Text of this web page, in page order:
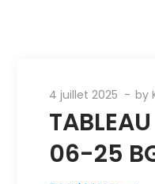
4 juillet 2025 by
06-25